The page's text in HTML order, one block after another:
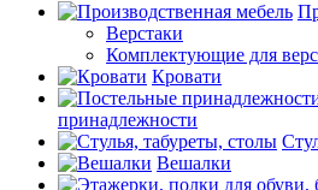
Верстаки
Комплектующие для
Кровати
принадлежности
Вешалки